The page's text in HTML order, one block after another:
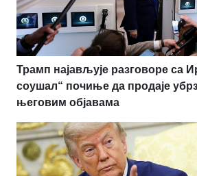
Трамп најављује разговоре са
соушал“ почиње да продаје
његовим објавама